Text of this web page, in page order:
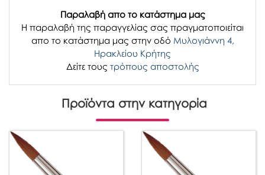
Παραλαβή απο το κατάστημα μας
H παραλαβή της παραγγελίας σας πραγματοποιείται
απο το κατάστημα μας στην οδό Μυλογιάννη 4,
Ηρακλείου Κρήτης
Δείτε τους τρόπους αποστολής
Προϊόντα στην κατηγορία